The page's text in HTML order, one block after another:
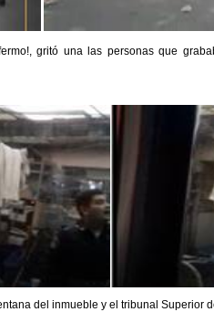
gritó una las personas que
del inmueble y el tribunal Superior